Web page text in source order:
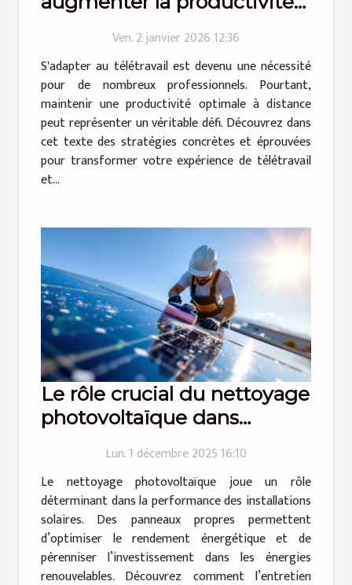
Ven. 2 janvier 2026 12:36
S'adapter au télétravail est devenu une nécessité
pour de nombreux professionnels. Pourtant,
maintenir une productivité optimale à distance
peut représenter un véritable défi. Découvrez dans
cet texte des stratégies concrètes et éprouvées
pour transformer votre expérience de télétravail
et...
Le rôle crucial du nettoyage
photovoltaïque dans
Lun. 1 décembre 2025 16:10
Le nettoyage photovoltaïque joue un rôle
déterminant dans la performance des installations
solaires. Des panneaux propres permettent
d’optimiser le rendement énergétique et de
pérenniser l’investissement dans les énergies
renouvelables. Découvrez comment l’entretien